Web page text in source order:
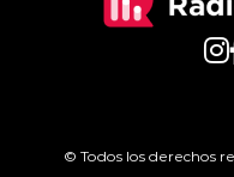
© Todos los derechos